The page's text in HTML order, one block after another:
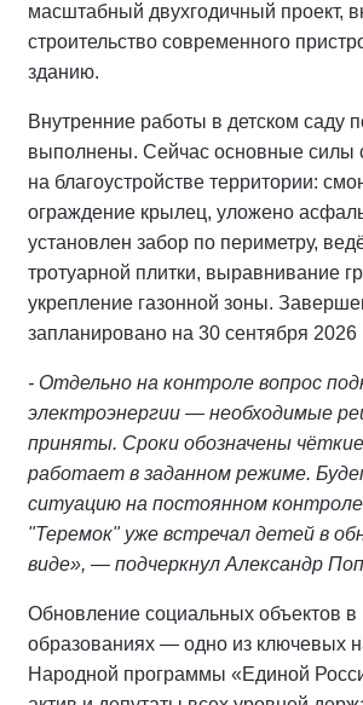
масштабный двухгодичный проект,
строительство современного
зданию.
Внутренние работы в детском саду
выполнены. Сейчас основные силы
на благоустройстве территории:
ограждение крылец, уложено
установлен забор по периметру,
тротуарной плитки, выравнивание
укрепление газонной зоны.
запланировано на 30 сентября 2026
- Отдельно на контроле вопрос
электроэнергии — необходимые
приняты. Сроки обозначены
работает в заданном режиме.
ситуацию на постоянном
"Теремок" уже встречал детей в
виде», — подчеркнул Александр
Обновление социальных объектов
образованиях — одно из ключевых
Народной программы «Единой